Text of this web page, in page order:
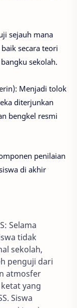
sejauh mana
secara teori
sekolah.
Menjadi tolok
diterjunkan
bengkel resmi
penilaian
di akhir
Selama
tidak
sekolah,
penguji dari
atmosfer
yang
Siswa